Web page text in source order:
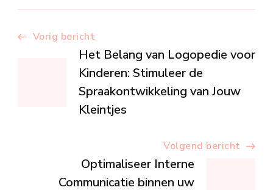
Berichtnavigatie
Vorig bericht
Het Belang van Logopedie voor
Kinderen: Stimuleer de
Spraakontwikkeling van Jouw
Kleintjes
Volgend bericht
Optimaliseer Interne
Communicatie binnen uw